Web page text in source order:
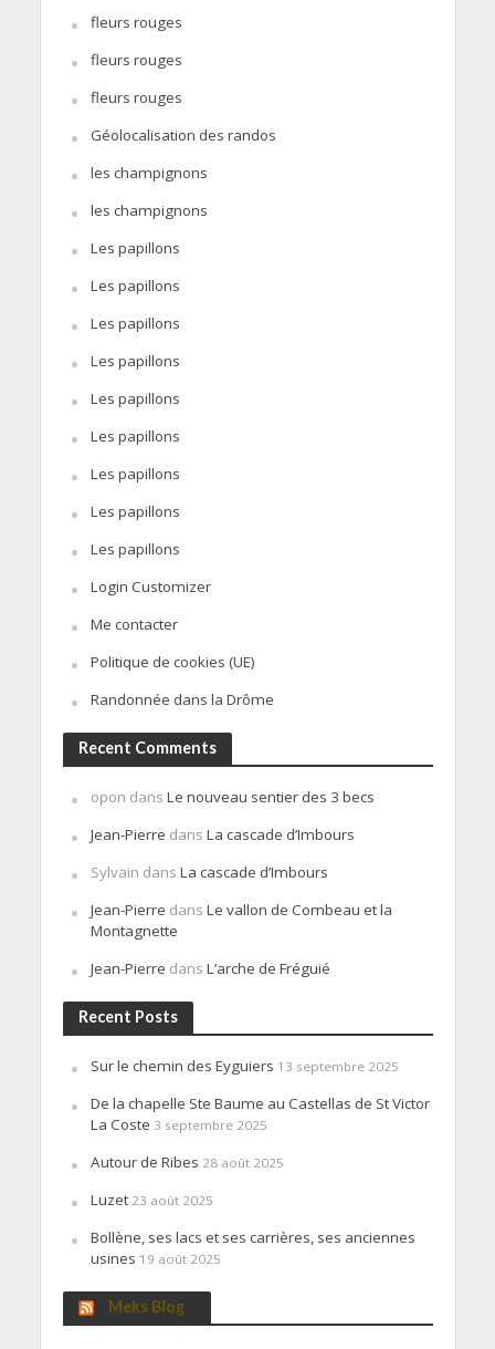
fleurs rouges
fleurs rouges
fleurs rouges
Géolocalisation des randos
les champignons
les champignons
Les papillons
Les papillons
Les papillons
Les papillons
Les papillons
Les papillons
Les papillons
Les papillons
Les papillons
Login Customizer
Me contacter
Politique de cookies (UE)
Randonnée dans la Drôme
Recent Comments
opon dans Le nouveau sentier des 3 becs
Jean-Pierre dans La cascade d’Imbours
Sylvain dans La cascade d’Imbours
Jean-Pierre dans Le vallon de Combeau et la
Montagnette
Jean-Pierre dans L’arche de Fréguié
Recent Posts
Sur le chemin des Eyguiers 13 septembre 2025
De la chapelle Ste Baume au Castellas de St Victor
La Coste 3 septembre 2025
Autour de Ribes 28 août 2025
Luzet 23 août 2025
Bollène, ses lacs et ses carrières, ses anciennes
usines 19 août 2025
Meks Blog